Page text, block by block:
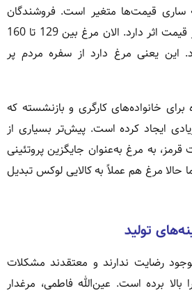
ساری قیمت‌ها متغیر است. فروشندگان
می‌گویند برند و کیفیت در قیمت اثر دارد. الان مرغ بین 129 تا 160
این یعنی مرغ دارد از سفره مردم پر
خانواده‌های کارگری و بازنشسته که
ایجاد کرده است. پیش‌تر بسیاری از
به مرغ به‌عنوان جایگزین پروتئینی
حالا مرغ هم عملاً به کالایی لوکس تبدیل
تولید
رضایت ندارند و معتقدند مشکلات
بالا برده است. عین‌الله فاطمی، مرغدار